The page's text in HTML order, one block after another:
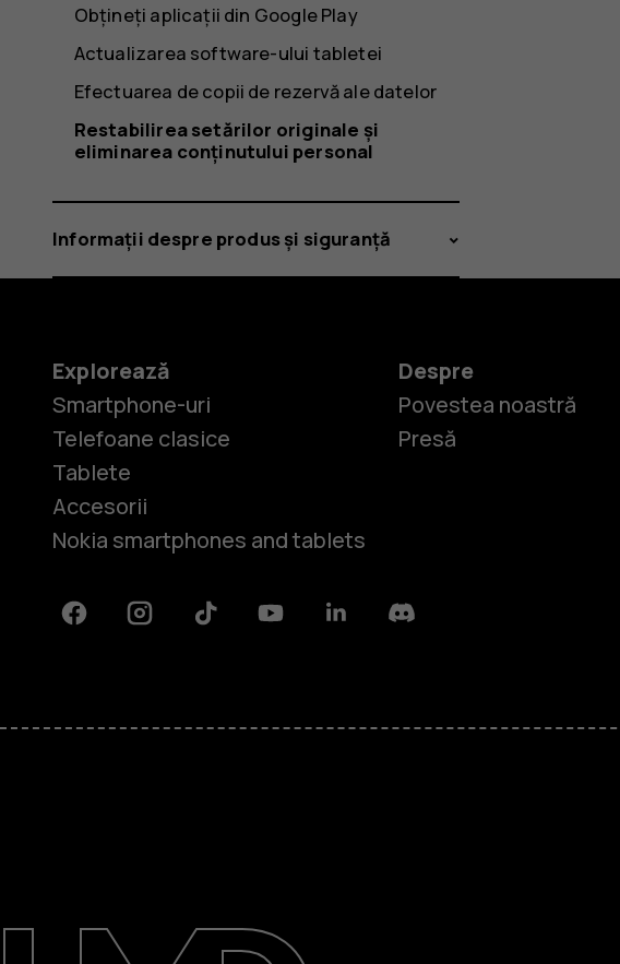
Asistență
Obțineți aplicații din Google Play
Actualizarea software-ului tabletei
Efectuarea de copii de rezervă ale datelor
Restabilirea setărilor originale și
eliminarea conținutului personal
Informații despre produs și siguranță
Explorează
Smartphone-uri
Telefoane clasice
Tablete
Accesorii
Nokia smartphones and tablets
Despre
Povestea noastră
Presă
FacebookInstagramTiktok YoutubeLinkedinDiscord